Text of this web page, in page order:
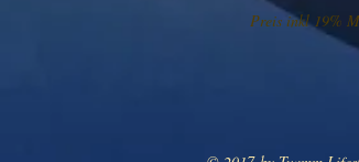
Preis inkl 19%